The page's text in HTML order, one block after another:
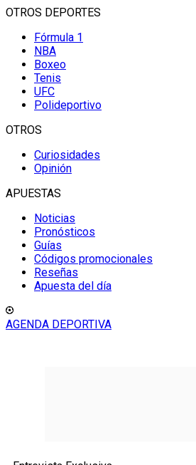
OTROS DEPORTES
Fórmula 1
NBA
Boxeo
Tenis
UFC
Polideportivo
OTROS
Curiosidades
Opinión
APUESTAS
Noticias
Pronósticos
Guías
Códigos promocionales
Reseñas
Apuesta del día
AGENDA DEPORTIVA